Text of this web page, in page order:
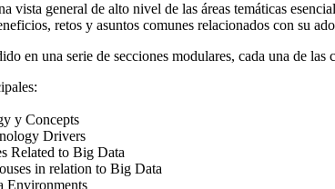
vista general de alto nivel de las áreas temáticas
retos y asuntos comunes relacionados con su
en una serie de secciones modulares, cada una de las
y Concepts
Drivers
Related to Big Data
in relation to Big Data
Environments